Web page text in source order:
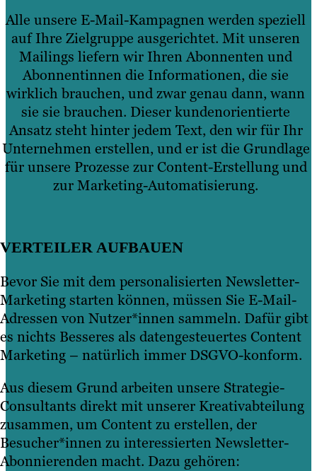
Alle unsere E-Mail-Kampagnen werden speziell
auf Ihre Zielgruppe ausgerichtet. Mit unseren
Mailings liefern wir Ihren Abonnenten und
Abonnentinnen die Informationen, die sie
wirklich brauchen, und zwar genau dann, wann
sie sie brauchen. Dieser kundenorientierte
Ansatz steht hinter jedem Text, den wir für Ihr
Unternehmen erstellen, und er ist die Grundlage
für unsere Prozesse zur Content-Erstellung und
zur Marketing-Automatisierung.
VERTEILER AUFBAUEN
Bevor Sie mit dem personalisierten Newsletter-
Marketing starten können, müssen Sie E-Mail-
Adressen von Nutzer*innen sammeln. Dafür gibt
es nichts Besseres als datengesteuertes Content
Marketing – natürlich immer DSGVO-konform.
Aus diesem Grund arbeiten unsere Strategie-
Consultants direkt mit unserer Kreativabteilung
zusammen, um Content zu erstellen, der
Besucher*innen zu interessierten Newsletter-
Abonnierenden macht. Dazu gehören: